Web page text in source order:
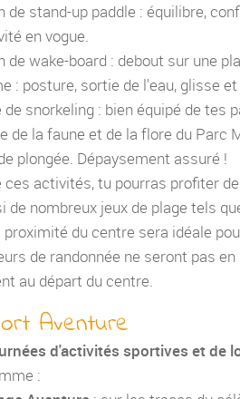
de stand-up paddle : équilibre,
en vogue.
de wake-board : debout sur une
: posture, sortie de l'eau, glisse
de snorkeling : bien équipé de tes
de la faune et de la flore du Parc
plongée. Dépaysement assuré !
ces activités, tu pourras profiter
de nombreux jeux de plage tels
proximité du centre sera idéale
de randonnée ne seront pas
au départ du centre.
Aventure
d'activités sportives et de
: